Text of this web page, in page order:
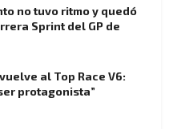
no tuvo ritmo y quedó
Sprint del GP de
al Top Race V6:
protagonista”